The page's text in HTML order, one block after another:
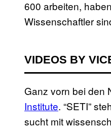
600 arbeiten,
Wissenschaftler
VIDEOS BY
Ganz vorn bei den
Institute. “SETI”
sucht mit